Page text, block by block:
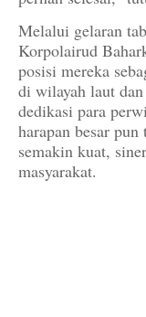
Melalui gelaran
Korpolairud
posisi mereka
di wilayah laut
dedikasi para
harapan besar
semakin kuat,
masyarakat.